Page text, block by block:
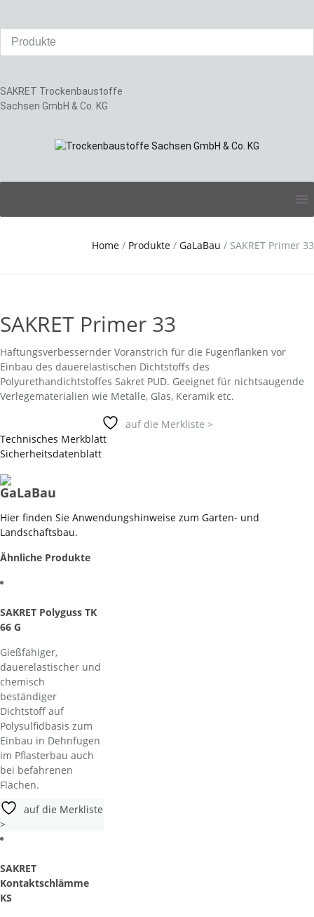
SAKRET Trockenbaustoffe
Sachsen GmbH & Co. KG
content
Home / Produkte / GaLaBau / SAKRET Primer 33
SAKRET Primer 33
Haftungsverbessernder Voranstrich für die Fugenflanken vor
Einbau des dauerelastischen Dichtstoffs des
Polyurethandichtstoffes Sakret PUD. Geeignet für nichtsaugende
Verlegematerialien wie Metalle, Glas, Keramik etc.
auf die Merkliste >
Technisches Merkblatt
Sicherheitsdatenblatt
GaLaBau
Hier finden Sie Anwendungshinweise zum Garten- und
Landschaftsbau.
Ähnliche Produkte
SAKRET Polyguss TK
66 G
Gießfähiger,
dauerelastischer und
chemisch
beständiger
Dichtstoff auf
Polysulfidbasis zum
Einbau in Dehnfugen
im Pflasterbau auch
bei befahrenen
Flächen.
auf die Merkliste
>
SAKRET
Kontaktschlämme
KS